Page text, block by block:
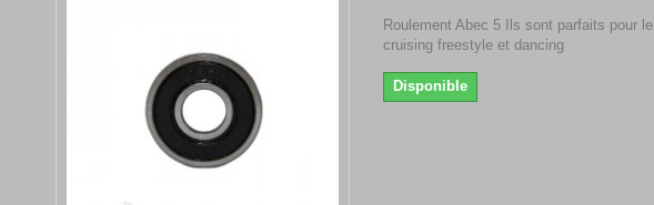
Roulement Abec 5 Ils sont parfaits pour le
cruising freestyle et dancing
Disponible